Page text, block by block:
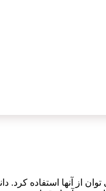
از آنها استفاده